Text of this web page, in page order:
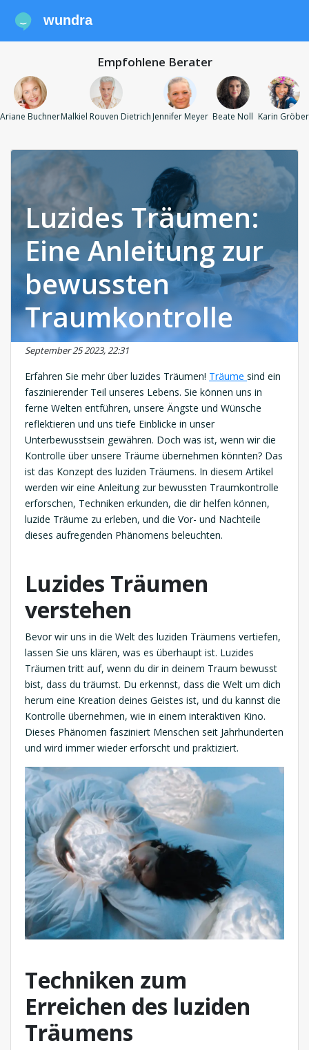
wundra
Empfohlene Berater
Ariane BuchnerMalkiel Rouven DietrichJennifer Meyer Beate Noll Karin Gröber
Luzides Träumen:
Eine Anleitung zur
bewussten
Traumkontrolle
September 25 2023, 22:31
Erfahren Sie mehr über luzides Träumen! Träume sind ein
faszinierender Teil unseres Lebens. Sie können uns in
ferne Welten entführen, unsere Ängste und Wünsche
reflektieren und uns tiefe Einblicke in unser
Unterbewusstsein gewähren. Doch was ist, wenn wir die
Kontrolle über unsere Träume übernehmen könnten? Das
ist das Konzept des luziden Träumens. In diesem Artikel
werden wir eine Anleitung zur bewussten Traumkontrolle
erforschen, Techniken erkunden, die dir helfen können,
luzide Träume zu erleben, und die Vor- und Nachteile
dieses aufregenden Phänomens beleuchten.
Luzides Träumen
verstehen
Bevor wir uns in die Welt des luziden Träumens vertiefen,
lassen Sie uns klären, was es überhaupt ist. Luzides
Träumen tritt auf, wenn du dir in deinem Traum bewusst
bist, dass du träumst. Du erkennst, dass die Welt um dich
herum eine Kreation deines Geistes ist, und du kannst die
Kontrolle übernehmen, wie in einem interaktiven Kino.
Dieses Phänomen fasziniert Menschen seit Jahrhunderten
und wird immer wieder erforscht und praktiziert.
Techniken zum
Erreichen des luziden
Träumens